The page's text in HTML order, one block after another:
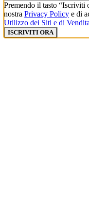
Premendo il tasto “Iscriviti
nostra Privacy Policy e di
Utilizzo dei Siti e di Vendita
ISCRIVITI ORA